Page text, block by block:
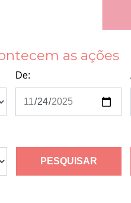
as ações
De: